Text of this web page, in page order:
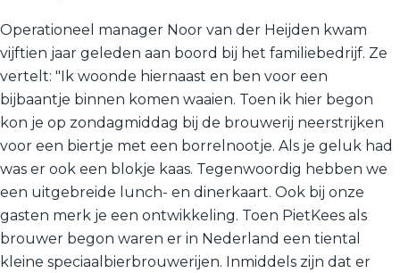
Operationeel manager Noor van der Heijden kwam
vijftien jaar geleden aan boord bij het familiebedrijf. Ze
vertelt: "Ik woonde hiernaast en ben voor een
bijbaantje binnen komen waaien. Toen ik hier begon
kon je op zondagmiddag bij de brouwerij neerstrijken
voor een biertje met een borrelnootje. Als je geluk had
was er ook een blokje kaas. Tegenwoordig hebben we
een uitgebreide lunch- en dinerkaart. Ook bij onze
gasten merk je een ontwikkeling. Toen PietKees als
brouwer begon waren er in Nederland een tiental
kleine speciaalbierbrouwerijen. Inmiddels zijn dat er